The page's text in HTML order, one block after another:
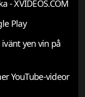
- XVIDEOS.COM
Play
yen vin på
YouTube-videor